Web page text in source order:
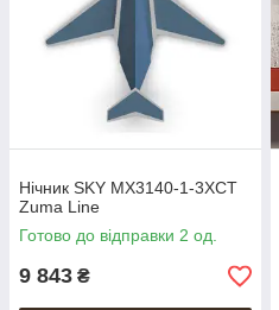
Нічник SKY MX3140-1-3XCT
Zuma Line
Готово до відправки 2 од.
9 843 ₴